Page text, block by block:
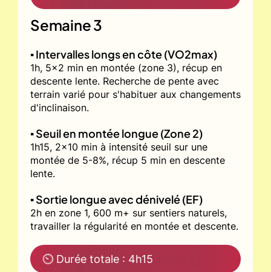
Semaine 3
▪️ Intervalles longs en côte (VO2max)
1h, 5x2 min en montée (zone 3), récup en
descente lente. Recherche de pente avec
terrain varié pour s'habituer aux changements
d'inclinaison.
▪️ Seuil en montée longue (Zone 2)
1h15, 2x10 min à intensité seuil sur une
montée de 5-8%, récup 5 min en descente
lente.
▪️ Sortie longue avec dénivelé (EF)
2h en zone 1, 600 m+ sur sentiers naturels,
travailler la régularité en montée et descente.
⏲ Durée totale : 4h15